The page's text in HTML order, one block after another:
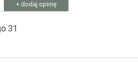
+ dodaj opinię
31